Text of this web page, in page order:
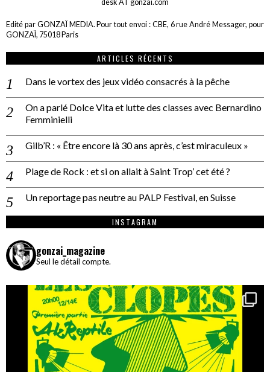
desk AT gonzai.com
Edité par GONZAÏ MEDIA. Pour tout envoi : CBE, 6 rue André Messager, pour
GONZAÏ, 75018 Paris
ARTICLES RÉCENTS
Dans le vortex des jeux vidéo consacrés à la pêche
On a parlé Dolce Vita et lutte des classes avec Bernardino
Femminielli
Gilb’R : « Être encore là 30 ans après, c’est miraculeux »
Plage de Rock : et si on allait à Saint Trop’ cet été ?
Un reportage pas neutre au PALP Festival, en Suisse
INSTAGRAM
gonzai_magazine
Seul le détail compte.